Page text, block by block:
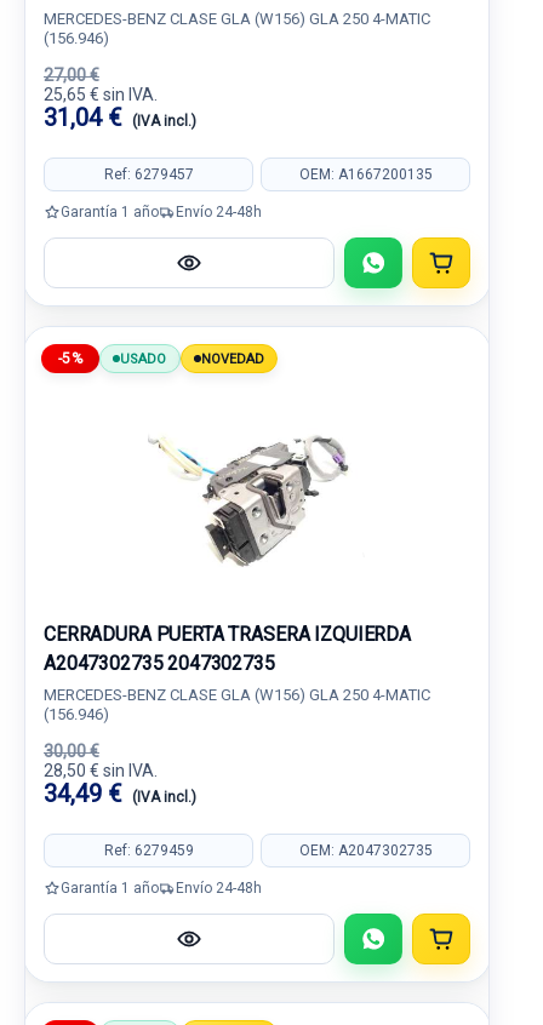
MERCEDES-BENZ CLASE GLA (W156) GLA 250 4-MATIC
(156.946)
27,00 €
25,65 € sin IVA.
31,04 € (IVA incl.)
Ref: 6279457 OEM: A1667200135
Garantía 1 año Envío 24-48h
-5% USADO NOVEDAD
CERRADURA PUERTA TRASERA IZQUIERDA
A2047302735 2047302735
MERCEDES-BENZ CLASE GLA (W156) GLA 250 4-MATIC
(156.946)
30,00 €
28,50 € sin IVA.
34,49 € (IVA incl.)
Ref: 6279459 OEM: A2047302735
Garantía 1 año Envío 24-48h